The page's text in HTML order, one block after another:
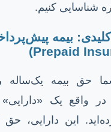
شناسایی کنیم.
بیمه
حق بیمه یک‌ساله
در واقع یک
این دارایی، حق